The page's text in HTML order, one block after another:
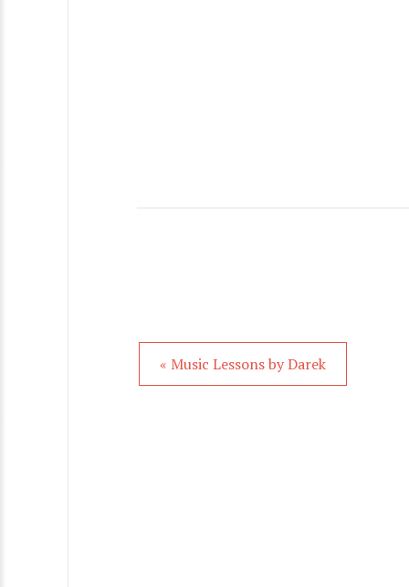
« Music Lessons by Darek